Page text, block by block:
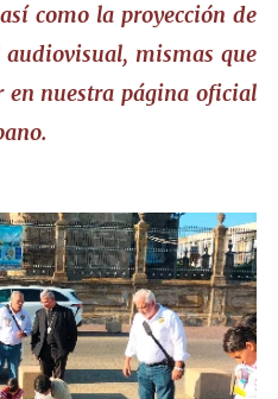
como la proyección de
mismas que
en nuestra página oficial